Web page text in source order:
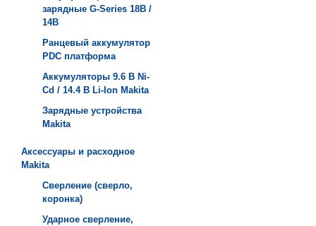
зарядные G-Series 18В /
14В
Ранцевый аккумулятор
PDC платформа
Аккумуляторы 9.6 В Ni-
Cd / 14.4 В Li-Ion Makita
Зарядные устройства
Мakita
Аксессуары и расходное
Makita
Сверление (сверло,
коронка)
Ударное сверление,